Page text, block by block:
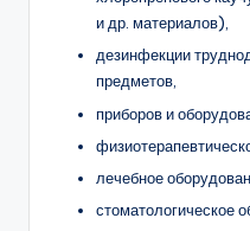
и др. материалов),
дезинфекции
предметов,
приборов и
лечебное
стоматологическое